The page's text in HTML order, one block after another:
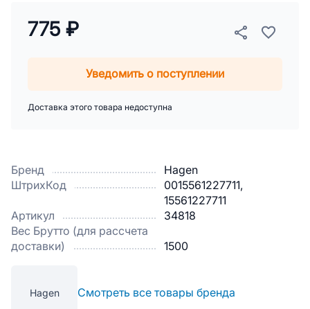
Бренд
Hagen
ШтрихКод
0015561227711,
15561227711
Артикул
34818
Вес Брутто (для рассчета
доставки)
1500
Hagen Смотреть все товары бренда
775 ₽
Уведомить о поступлении
Доставка этого товара недоступна